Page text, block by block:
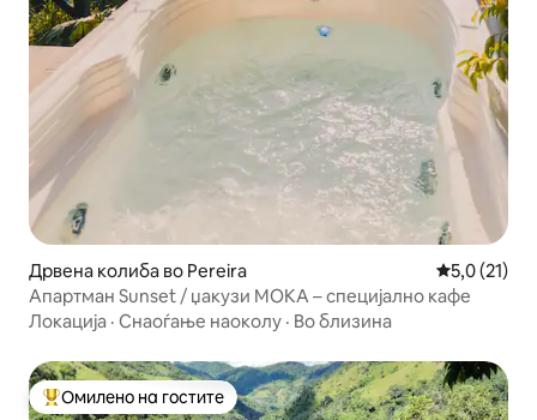
Дрвена колиба во Pereira Просечна
5,0 (21)
Апартман Sunset / џакузи MOKA – специјално кафе
Локација · Снаоѓање наоколу · Во близина
Меѓу најуспешните „Омилени на гостите“
Омилено на гостите